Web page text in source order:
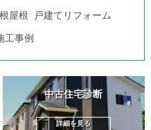
屋根 戸建てリフォーム
工事例
中古住宅診断
詳細を見る